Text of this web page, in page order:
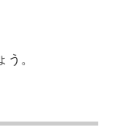
。